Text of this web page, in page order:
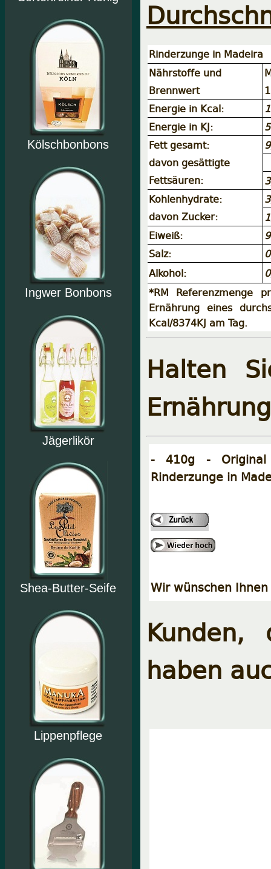
Kölschbonbons
Ingwer Bonbons
Jägerlikör
Shea-Butter-Seife
Lippenpflege
Rinderzunge in Madeira
Nährstoffe und
Brennwert
Energie in Kcal:
Energie in KJ:
Fett gesamt:
davon gesättigte
Fettsäuren:
Kohlenhydrate:
davon Zucker:
Eiweiß:
Salz:
Alkohol:
*RM Referenzmenge
Ernährung eines
Kcal/8374KJ am Tag.
Halten
- 410g - Original
Rinderzunge in
Wir wünschen
haben